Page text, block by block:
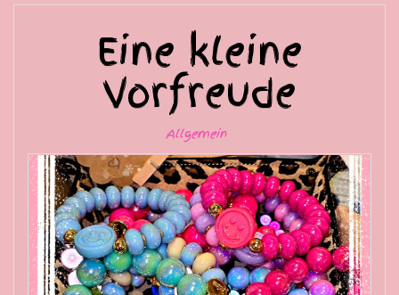
Eine kleine
Vorfreude
Allgemein